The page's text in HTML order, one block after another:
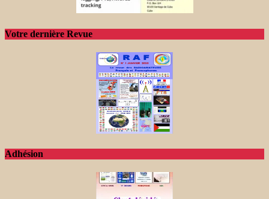
Votre dernière Revue
Adhésion